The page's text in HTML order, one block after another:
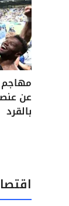
مهاجم
عن
بالقرد